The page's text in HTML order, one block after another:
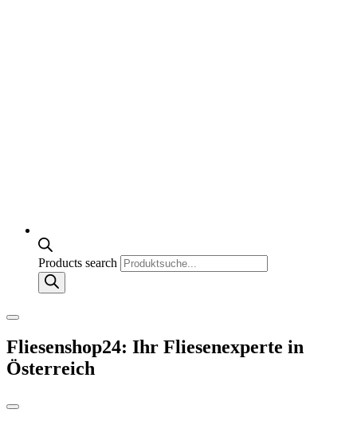
Products search
Fliesenshop24: Ihr Fliesenexperte in
Österreich